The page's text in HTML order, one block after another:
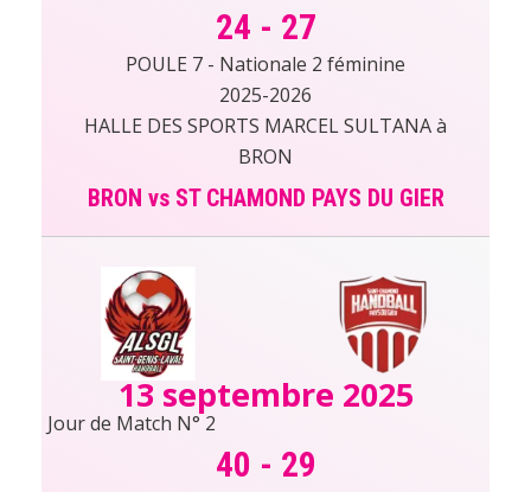
24 - 27
POULE 7 - Nationale 2 féminine
2025-2026
HALLE DES SPORTS MARCEL SULTANA à
BRON
BRON vs ST CHAMOND PAYS DU GIER
13 septembre 2025
Jour de Match N° 2
40 - 29